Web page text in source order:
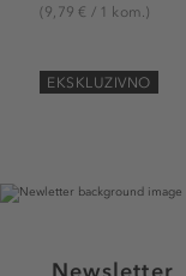
(9,79 € / 1 kom.)
EKSKLUZIVNO